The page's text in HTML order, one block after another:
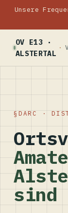
Unsere
OV E13 ·
ALSTERTAL
DARC ·
sind